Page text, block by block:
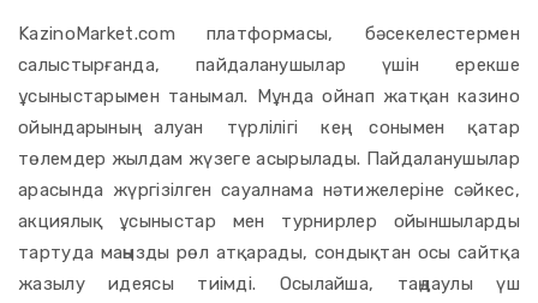
KazinoMarket.com платформасы, бәсекелестермен
салыстырғанда, пайдаланушылар үшін ерекше
ұсыныстарымен танымал. Мұнда ойнап жатқан казино
ойындарының алуан түрлілігі кең, сонымен қатар
төлемдер жылдам жүзеге асырылады. Пайдаланушылар
арасында жүргізілген сауалнама нәтижелеріне сәйкес,
акциялық ұсыныстар мен турнирлер ойыншыларды
тартуда маңызды рөл атқарады, сондықтан осы сайтқа
жазылу идеясы тиімді. Осылайша, таңдаулы үш